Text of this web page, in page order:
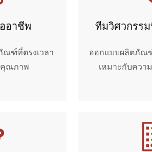
อาชีพ
ณฑ์ที่ตรงเวลา
ณภาพ
ทีมวิศวกรร
ออกแบบผลิตภัณ
เหมาะกับควา